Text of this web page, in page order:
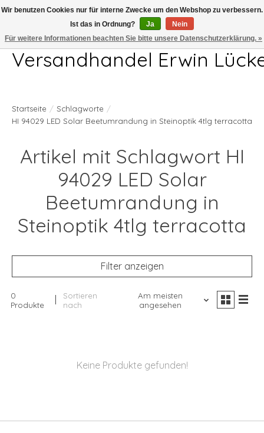
Telefon 04407 715872 MO-DO 7.00-17.00Uhr FR 7.00-13.00Uhr
Versandhandel Erwin
Startseite / Schlagworte /
HI 94029 LED Solar Beetumrandung in Steinoptik 4tlg terracotta
Artikel mit Schlagwort HI
94029 LED Solar
Beetumrandung in
Steinoptik 4tlg terracotta
Filter anzeigen
0
Produkte
Sortieren
nach
Am meisten
angesehen
Keine Produkte gefunden!
Wir benutzen Cookies nur für interne Zwecke um den Webshop zu verbessern.
Ist das in Ordnung?
Ja
Nein
Für weitere Informationen beachten Sie bitte unsere Datenschutzerklärung. »